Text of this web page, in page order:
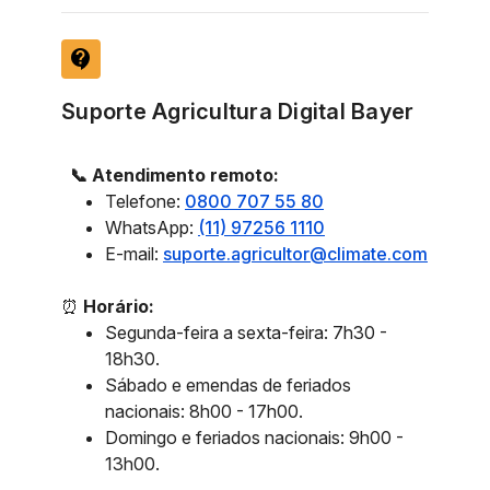
contact_support
Suporte Agricultura Digital Bayer
📞 Atendimento remoto:
Telefone: 0800 707 55 80
WhatsApp: (11) 97256 1110
E-mail: suporte.agricultor@climate.com
⏰ Horário:
Segunda-feira a sexta-feira: 7h30 -
18h30.
Sábado e emendas de feriados
nacionais: 8h00 - 17h00.
Domingo e feriados nacionais: 9h00 -
13h00.